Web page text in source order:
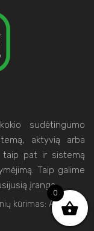
sudėtingumo
aktyvią arba
taip pat ir sistemą
Taip galime
įrangą.
kūrimas: Artix.lt
0